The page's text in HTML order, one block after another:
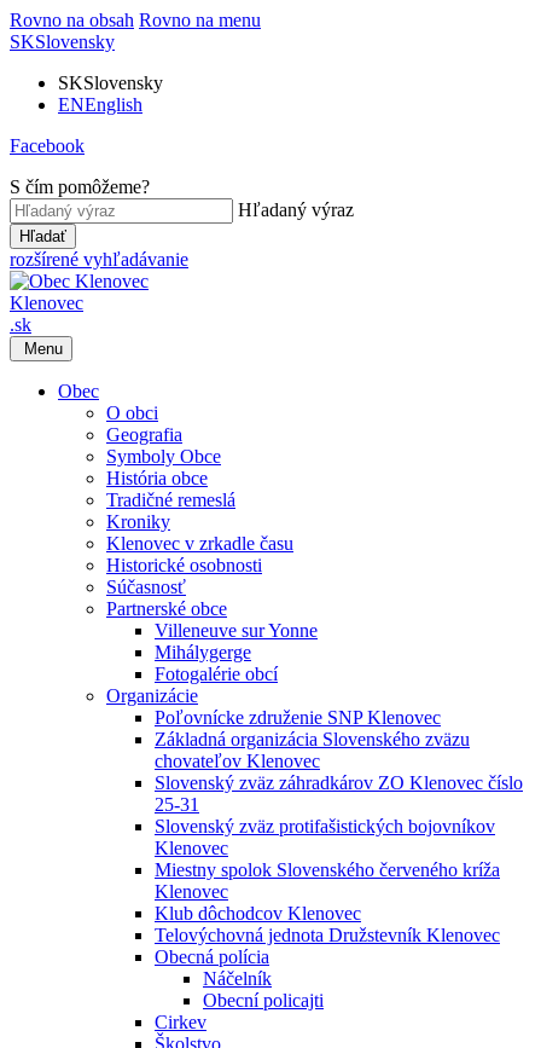
Rovno na obsah Rovno na menu
SKSlovensky
SKSlovensky
ENEnglish
Facebook
S čím pomôžeme?
Hľadaný výraz
Hľadať
rozšírené vyhľadávanie
Klenovec
.sk
Menu
Obec
O obci
Geografia
Symboly Obce
História obce
Tradičné remeslá
Kroniky
Klenovec v zrkadle času
Historické osobnosti
Súčasnosť
Partnerské obce
Villeneuve sur Yonne
Mihálygerge
Fotogalérie obcí
Organizácie
Poľovnícke združenie SNP Klenovec
Základná organizácia Slovenského zväzu
chovateľov Klenovec
Slovenský zväz záhradkárov ZO Klenovec číslo
25-31
Slovenský zväz protifašistických bojovníkov
Klenovec
Miestny spolok Slovenského červeného kríža
Klenovec
Klub dôchodcov Klenovec
Telovýchovná jednota Družstevník Klenovec
Obecná polícia
Náčelník
Obecní policajti
Cirkev
Školstvo